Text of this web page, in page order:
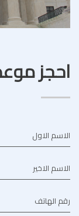
احجز
الاسم الاول
الاسم الاخير
رقم الهاتف